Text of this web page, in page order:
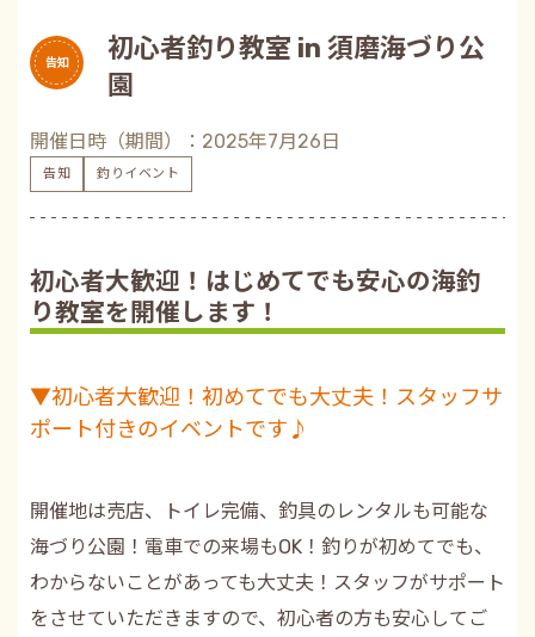
告知
初心者釣り教室 in 須磨海づり公
園
開催日時（期間）：2025年7月26日
告知 釣りイベント
初心者大歓迎！はじめてでも安心の海釣
り教室を開催します！
▼初心者大歓迎！初めてでも大丈夫！スタッフサ
ポート付きのイベントです♪
開催地は売店、トイレ完備、釣具のレンタルも可能な
海づり公園！電車での来場もOK！釣りが初めてでも、
わからないことがあっても大丈夫！スタッフがサポート
をさせていただきますので、初心者の方も安心してご